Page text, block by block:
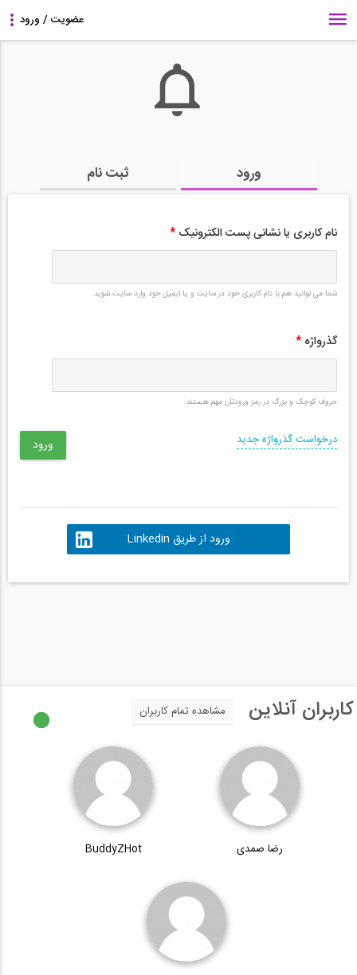
ورود ثبت نام
نام کاربری یا نشانی پست الکترونیک *
شما می توانید هم با نام کاربری خود در سایت و یا ایمیل خود وارد سایت شوید.
گذرواژه *
حروف کوچک و بزرگ در رمز ورودتان مهم هستند.
درخواست گذرواژه جدید
ورود از طریق Linkedin
کاربران آنلاین مشاهده تمام کاربران
رضا صمدی BuddyZHot